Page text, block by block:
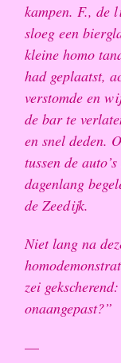
kampen. F., de
sloeg een
kleine homo
had geplaatst,
verstomde en
de bar te
en snel deden.
tussen de
dagenlang
de Zeedijk.
Niet lang na
zei
onaangepast?”
—